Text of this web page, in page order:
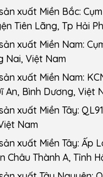
xuất Miền Bắc:
Tiên Lãng, Tp Hải
xuất Miền Nam:
Nai, Việt Nam
xuất Miền Nam:
An, Bình Dương, Việt
xuất Miền Tây:
Nam
xuất Miền Tây: Ấp
Châu Thành A, Tỉnh